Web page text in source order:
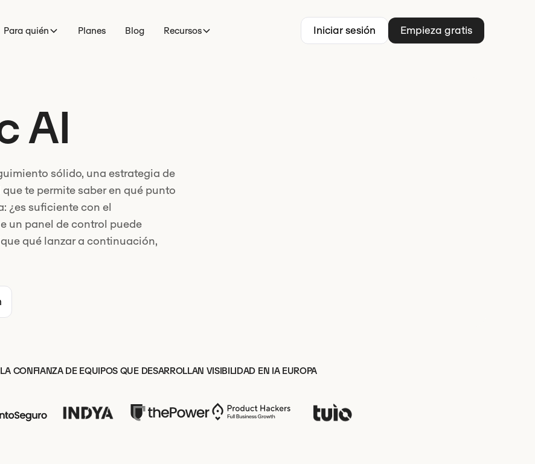
Para quién Planes Blog Recursos Iniciar sesión Empieza gratis
AI
sólido, una estrategia de
te permite saber en qué punto
¿es suficiente con el
un panel de control puede
qué lanzar a continuación,
CONFIANZA DE EQUIPOS QUE DESARROLLAN VISIBILIDAD EN IA EUROPA